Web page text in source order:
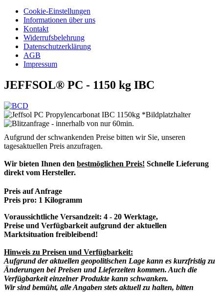
Cookie-Einstellungen
Informationen über uns
Kontakt
Widerrufsbelehrung
Datenschutzerklärung
AGB
Impressum
JEFFSOL® PC - 1150 kg IBC
Aufgrund der schwankenden Preise bitten wir Sie, unseren
tagesaktuellen Preis anzufragen.
Wir bieten Ihnen den bestmöglichen Preis! Schnelle Lieferung
direkt vom Hersteller.
Preis auf Anfrage
Preis pro: 1 Kilogramm
Voraussichtliche Versandzeit: 4 - 20 Werktage,
Preise und Verfügbarkeit aufgrund der aktuellen
Marktsituation freibleibend!
Hinweis zu Preisen und Verfügbarkeit:
Aufgrund der aktuellen geopolitischen Lage kann es kurzfristig zu
Änderungen bei Preisen und Lieferzeiten kommen. Auch die
Verfügbarkeit einzelner Produkte kann schwanken.
Wir sind bemüht, alle Angaben stets aktuell zu halten, bitten